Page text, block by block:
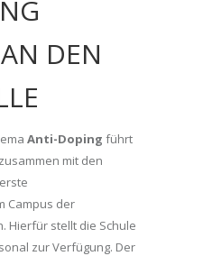
DEN
Anti-Doping führt
mit den
Campus der
Hierfür stellt die Schule
zur Verfügung. Der